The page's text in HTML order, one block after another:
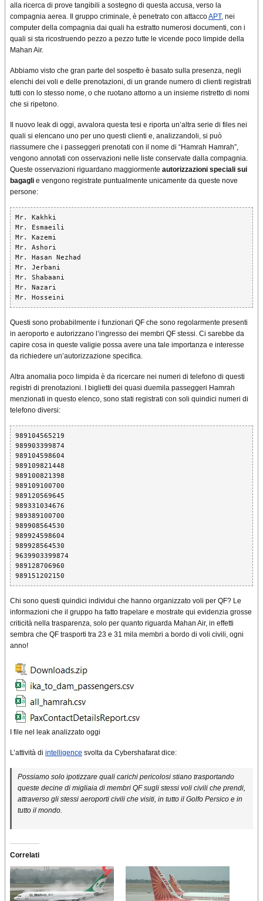
alla ricerca di prove tangibili a sostegno di questa accusa, verso la
compagnia aerea. Il gruppo criminale, è penetrato con attaccoAPT, nei
computer della compagnia dai quali ha estratto numerosi documenti, con i
quali si sta ricostruendo pezzo a pezzo tutte le vicende poco limpide della
Mahan Air.
Abbiamo visto che gran parte del sospetto è basato sulla presenza, negli
elenchi dei voli e delle prenotazioni, di un grande numero di clienti registrati
tutti con lo stesso nome, o che ruotano attorno a un insieme ristretto di nomi
che si ripetono.
Il nuovo leak di oggi, avvalora questa tesi e riporta un’altra serie di files nei
quali si elencano uno per uno questi clienti e, analizzandoli, si può
riassumere che i passeggeri prenotati con il nome di “Hamrah Hamrah”,
vengono annotati con osservazioni nelle liste conservate dalla compagnia.
Queste osservazioni riguardano maggiormente autorizzazioni speciali sui
bagagli e vengono registrate puntualmente unicamente da queste nove
persone:
Mr. Kakhki
Mr. Esmaeili
Mr. Kazemi
Mr. Ashori
Mr. Hasan Nezhad
Mr. Jerbani
Mr. Shabaani
Mr. Nazari
Mr. Hosseini
Questi sono probabilmente i funzionari QF che sono regolarmente presenti
in aeroporto e autorizzano l’ingresso dei membri QF stessi. Ci sarebbe da
capire cosa in queste valigie possa avere una tale importanza e interesse
da richiedere un’autorizzazione specifica.
Altra anomalia poco limpida è da ricercare nei numeri di telefono di questi
registri di prenotazioni. I biglietti dei quasi duemila passeggeri Hamrah
menzionati in questo elenco, sono stati registrati con soli quindici numeri di
telefono diversi:
989104565219
989903399874
989104598604
989109821448
989100821398
989109100700
989120569645
989331034676
989389100700
989908564530
989924598604
989928564530
9639903399874
989128706960
989151202150
Chi sono questi quindici individui che hanno organizzato voli per QF? Le
informazioni che il gruppo ha fatto trapelare e mostrate qui evidenzia grosse
criticità nella trasparenza, solo per quanto riguarda Mahan Air, in effetti
sembra che QF trasporti tra 23 e 31 mila membri a bordo di voli civili, ogni
anno!
I file nel leak analizzato oggi
L’attività di intelligence svolta da Cybershafarat dice:
Possiamo solo ipotizzare quali carichi pericolosi stiano trasportando
queste decine di migliaia di membri QF sugli stessi voli civili che prendi,
attraverso gli stessi aeroporti civili che visiti, in tutto il Golfo Persico e in
tutto il mondo.
Correlati